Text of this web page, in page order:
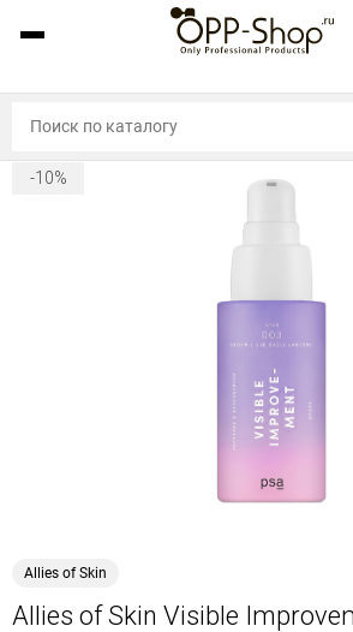
-10%
Allies of Skin
Allies of Skin Visible